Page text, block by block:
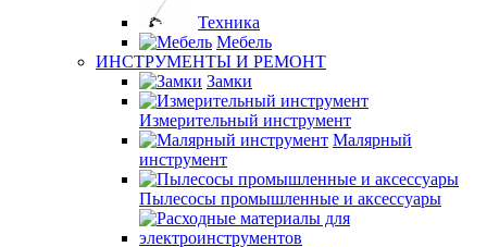
Техника
Мебель
ИНСТРУМЕНТЫ И РЕМОНТ
Замки
Измерительный инструмент
Малярный
инструмент
Пылесосы промышленные и аксессуары